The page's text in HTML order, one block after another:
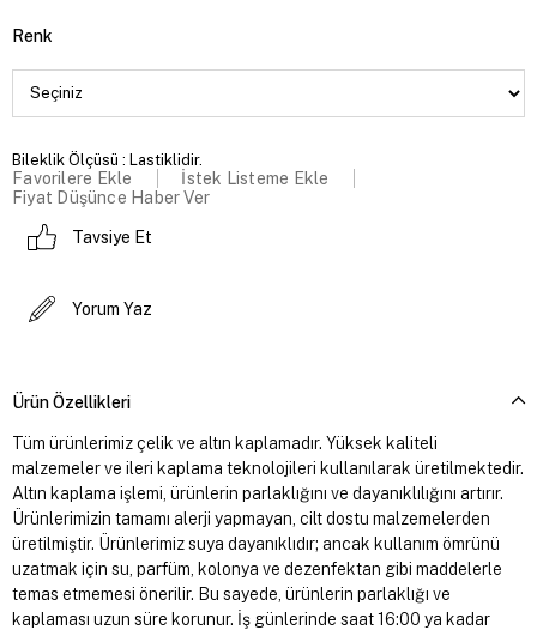
Renk
Bileklik Ölçüsü : Lastiklidir.
Favorilere Ekle
İstek Listeme Ekle
Fiyat Düşünce Haber Ver
Tavsiye Et
Yorum Yaz
Ürün Özellikleri
Tüm ürünlerimiz çelik ve altın kaplamadır. Yüksek kaliteli
malzemeler ve ileri kaplama teknolojileri kullanılarak üretilmektedir.
Altın kaplama işlemi, ürünlerin parlaklığını ve dayanıklılığını artırır.
Ürünlerimizin tamamı alerji yapmayan, cilt dostu malzemelerden
üretilmiştir. Ürünlerimiz suya dayanıklıdır; ancak kullanım ömrünü
uzatmak için su, parfüm, kolonya ve dezenfektan gibi maddelerle
temas etmemesi önerilir. Bu sayede, ürünlerin parlaklığı ve
kaplaması uzun süre korunur. İş günlerinde saat 16:00 ya kadar